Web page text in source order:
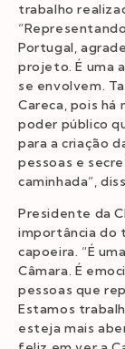
trabalho
Portugal,
projeto. É uma
se envolvem.
Careca, pois há
poder público
para a criação
pessoas e
caminhada”,
Presidente da
importância do
capoeira. “É
Câmara. É
pessoas que
Estamos
esteja mais